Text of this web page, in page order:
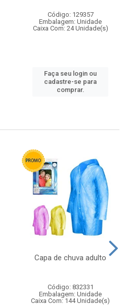
Código: 129357
Embalagem: Unidade
Caixa Com: 24 Unidade(s)
Faça seu login ou
cadastre-se para
comprar.
Capa de chuva adulto
Código: 832331
Embalagem: Unidade
Caixa Com: 144 Unidade(s)